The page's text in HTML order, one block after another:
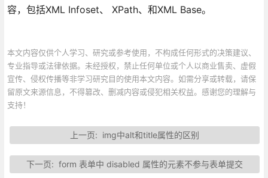
容，包括XML Infoset、 XPath、和XML Base。
本文内容仅供个人学习、研究或参考使用，不构成任何形式的决策建议、
专业指导或法律依据。未经授权，禁止任何单位或个人以商业售卖、虚假
宣传、侵权传播等非学习研究目的使用本文内容。如需分享或转载，请保
留原文来源信息，不得篡改、删减内容或侵犯相关权益。感谢您的理解与
支持！
上一页: img中alt和title属性的区别
下一页: form 表单中 disabled 属性的元素不参与表单提交